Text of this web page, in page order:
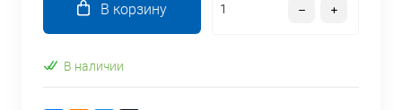
В корзину
В наличии